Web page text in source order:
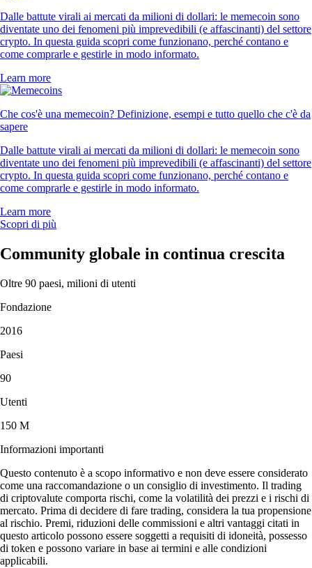
Dalle battute virali ai mercati da milioni di dollari: le memecoin sono
diventate uno dei fenomeni più imprevedibili (e affascinanti) del settore
crypto. In questa guida scopri come funzionano, perché contano e
come comprarle e gestirle in modo informato.
Learn more
Che cos'è una memecoin? Definizione, esempi e tutto quello che c'è da
sapere
Dalle battute virali ai mercati da milioni di dollari: le memecoin sono
diventate uno dei fenomeni più imprevedibili (e affascinanti) del settore
crypto. In questa guida scopri come funzionano, perché contano e
come comprarle e gestirle in modo informato.
Learn more
Scopri di più
Community globale in continua crescita
Oltre 90 paesi, milioni di utenti
Fondazione
2016
Paesi
90
Utenti
150 M
Informazioni importanti
Questo contenuto è a scopo informativo e non deve essere considerato
come una raccomandazione o un consiglio di investimento. Il trading
di criptovalute comporta rischi, come la volatilità dei prezzi e i rischi di
mercato. Prima di decidere di fare trading, considera la tua propensione
al rischio. Premi, riduzioni delle commissioni e altri vantaggi citati in
questo articolo possono essere soggetti a requisiti di idoneità, possesso
di token e possono variare in base ai termini e alle condizioni
applicabili.